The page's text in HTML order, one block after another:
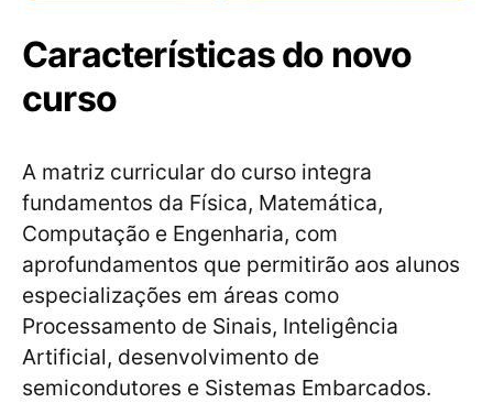
Características do novo
curso
A matriz curricular do curso integra
fundamentos da Física, Matemática,
Computação e Engenharia, com
aprofundamentos que permitirão aos alunos
especializações em áreas como
Processamento de Sinais, Inteligência
Artificial, desenvolvimento de
semicondutores e Sistemas Embarcados.